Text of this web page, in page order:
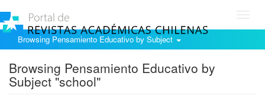
Browsing Pensamiento Educativo by Subject
Browsing Pensamiento Educativo by
Subject "school"